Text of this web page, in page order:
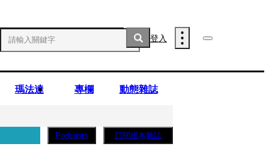
登入
瑪法達 專欄 動態雜誌
Podcasts 訂閱紙本雜誌